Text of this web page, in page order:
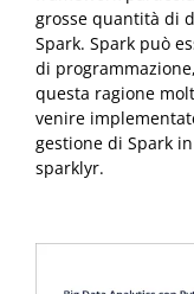
grosse quantità di
Spark. Spark può
di
questa ragione
venire
gestione di Spark
sparklyr.